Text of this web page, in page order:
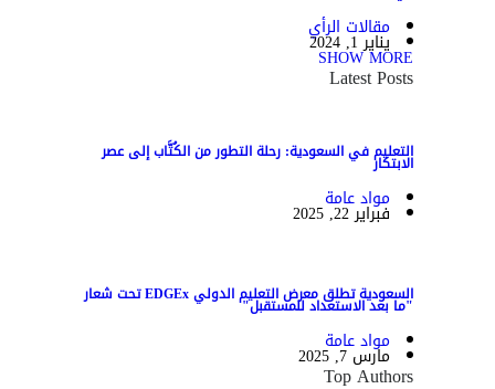
مقالات الرأي
يناير 1, 2024
SHOW MORE
Latest Posts
التعليم في السعودية: رحلة التطور من الكُتَّاب إلى عصر
الابتكار
مواد عامة
فبراير 22, 2025
السعودية تطلق معرض التعليم الدولي EDGEx تحت شعار "ما بعد الاستعداد للمستقبل"
مواد عامة
مارس 7, 2025
Top Authors